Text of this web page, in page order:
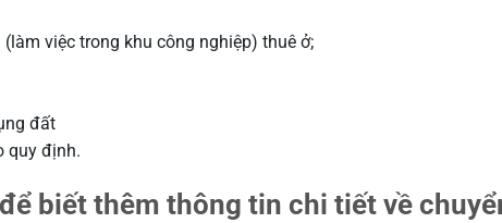
việc trong khu công nghiệp) thuê ở;
đất
quy định.
biết thêm thông tin chi tiết về